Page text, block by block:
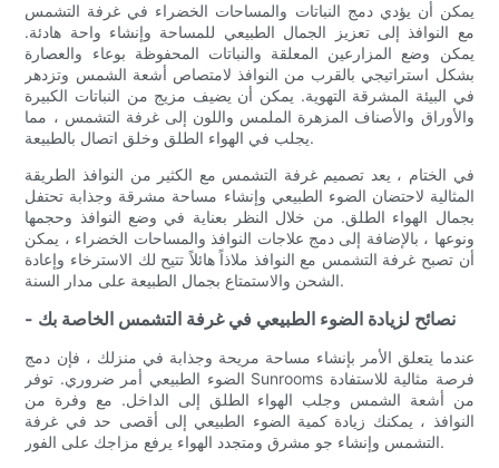
يمكن أن يؤدي دمج النباتات والمساحات الخضراء في غرفة التشمس
مع النوافذ إلى تعزيز الجمال الطبيعي للمساحة وإنشاء واحة هادئة.
يمكن وضع المزارعين المعلقة والنباتات المحفوظة بوعاء والعصارة
بشكل استراتيجي بالقرب من النوافذ لامتصاص أشعة الشمس وتزدهر
في البيئة المشرقة التهوية. يمكن أن يضيف مزيج من النباتات الكبيرة
والأوراق والأصناف المزهرة الملمس واللون إلى غرفة التشمس ، مما
يجلب في الهواء الطلق وخلق اتصال بالطبيعة.
في الختام ، يعد تصميم غرفة التشمس مع الكثير من النوافذ الطريقة
المثالية لاحتضان الضوء الطبيعي وإنشاء مساحة مشرقة وجذابة تحتفل
بجمال الهواء الطلق. من خلال النظر بعناية في وضع النوافذ وحجمها
ونوعها ، بالإضافة إلى دمج علاجات النوافذ والمساحات الخضراء ، يمكن
أن تصبح غرفة التشمس مع النوافذ ملاذاً هائلاً تتيح لك الاسترخاء وإعادة
الشحن والاستمتاع بجمال الطبيعة على مدار السنة.
- نصائح لزيادة الضوء الطبيعي في غرفة التشمس الخاصة بك
عندما يتعلق الأمر بإنشاء مساحة مريحة وجذابة في منزلك ، فإن دمج
الضوء الطبيعي أمر ضروري. توفر Sunrooms فرصة مثالية للاستفادة
من أشعة الشمس وجلب الهواء الطلق إلى الداخل. مع وفرة من
النوافذ ، يمكنك زيادة كمية الضوء الطبيعي إلى أقصى حد في غرفة
التشمس وإنشاء جو مشرق ومتجدد الهواء يرفع مزاجك على الفور.